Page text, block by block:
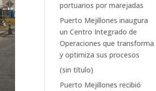
portuarios por marejadas
Puerto Mejillones inaugura
un Centro Integrado de
Operaciones que transforma
y optimiza sus procesos
(sin título)
Puerto Mejillones recibió